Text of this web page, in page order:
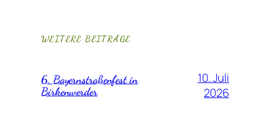
WEITERE BEITRÄGE
6. Bayernstraßenfest in
Birkenwerder
10. Juli
2026